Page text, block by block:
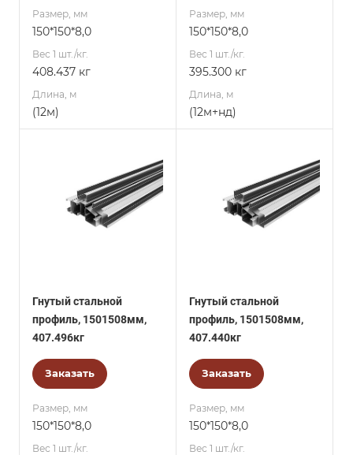
Размер, мм
150*150*8,0
Вес 1 шт./кг.
408.437 кг
Длина, м
(12м)
Размер, мм
150*150*8,0
Вес 1 шт./кг.
395.300 кг
Длина, м
(12м+нд)
Гнутый стальной
профиль, 1501508мм,
407.496кг
Заказать
Размер, мм
150*150*8,0
Вес 1 шт./кг.
Гнутый стальной
профиль, 1501508мм,
407.440кг
Заказать
Размер, мм
150*150*8,0
Вес 1 шт./кг.